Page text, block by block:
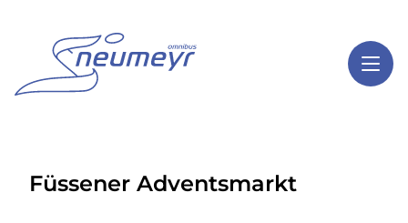
Highlights
Füssener Adventsmarkt